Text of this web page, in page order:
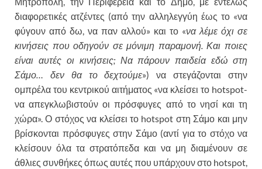
διαφορετικές ατζέντες (από την αλληλεγγύη έως το «να
φύγουν από δω, να παν αλλού» και το «να λέμε όχι σε
κινήσεις που οδηγούν σε μόνιμη παραμονή. Και ποιες
είναι αυτές οι κινήσεις; Να πάρουν παιδεία εδώ στη
Σάμο… δεν θα το δεχτούμε») να στεγάζονται στην
ομπρέλα του κεντρικού αιτήματος «να κλείσει το hotspot-
να απεγκλωβιστούν οι πρόσφυγες από το νησί και τη
χώρα». Ο στόχος να κλείσει το hotspot στη Σάμο και μην
βρίσκονται πρόσφυγες στην Σάμο (αντί για το στόχο να
κλείσουν όλα τα στρατόπεδα και να μη διαμένουν σε
άθλιες συνθήκες όπως αυτές που υπάρχουν στο hotspot,